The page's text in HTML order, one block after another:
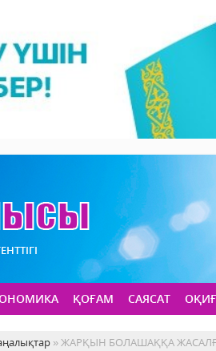
ҚОҒАМ САЯСАТ
» ЖАРҚЫН БОЛАШАҚҚА